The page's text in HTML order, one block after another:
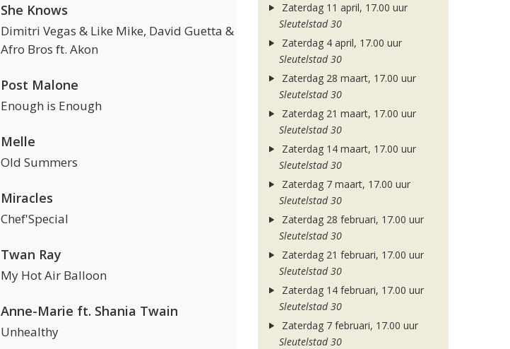
She Knows
Dimitri Vegas & Like Mike, David Guetta &
Afro Bros ft. Akon
Post Malone
Enough is Enough
Melle
Old Summers
Miracles
Chef'Special
Twan Ray
My Hot Air Balloon
Anne-Marie ft. Shania Twain
Unhealthy
Zaterdag 11 april, 17.00 uur
Sleutelstad 30
Zaterdag 4 april, 17.00 uur
Sleutelstad 30
Zaterdag 28 maart, 17.00 uur
Sleutelstad 30
Zaterdag 21 maart, 17.00 uur
Sleutelstad 30
Zaterdag 14 maart, 17.00 uur
Sleutelstad 30
Zaterdag 7 maart, 17.00 uur
Sleutelstad 30
Zaterdag 28 februari, 17.00 uur
Sleutelstad 30
Zaterdag 21 februari, 17.00 uur
Sleutelstad 30
Zaterdag 14 februari, 17.00 uur
Sleutelstad 30
Zaterdag 7 februari, 17.00 uur
Sleutelstad 30